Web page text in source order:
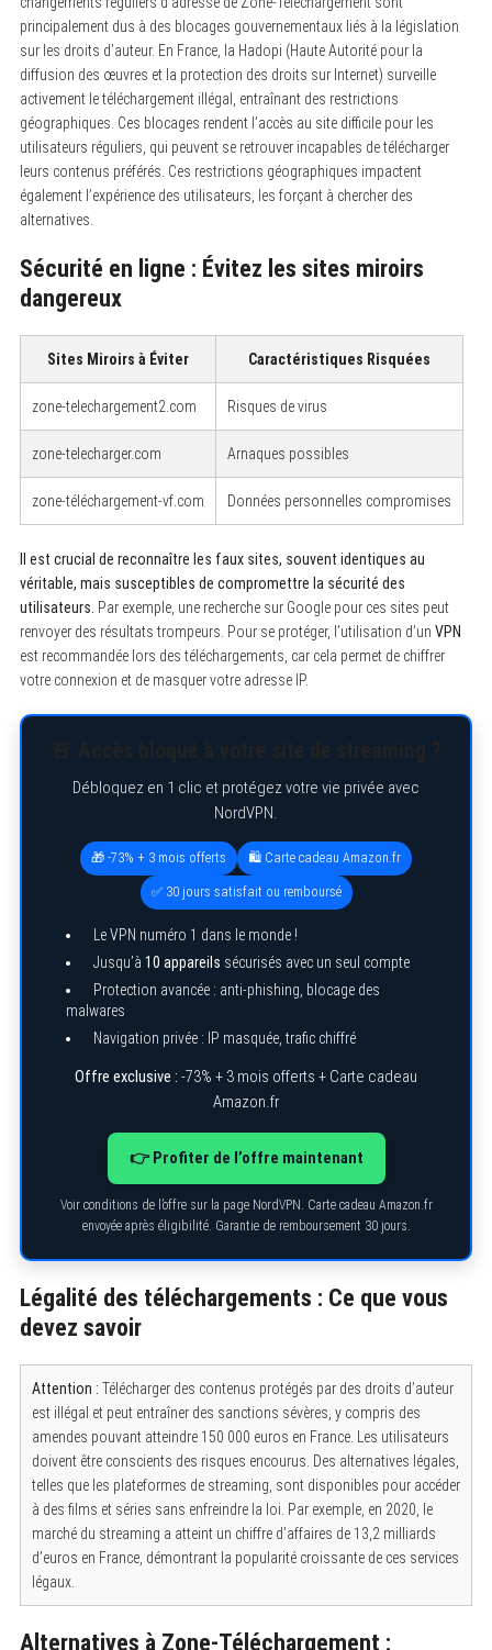
principalement dus à des blocages gouvernementaux liés à la législation
sur les droits d’auteur. En France, la Hadopi (Haute Autorité pour la
diffusion des œuvres et la protection des droits sur Internet) surveille
activement le téléchargement illégal, entraînant des restrictions
géographiques. Ces blocages rendent l’accès au site difficile pour les
utilisateurs réguliers, qui peuvent se retrouver incapables de télécharger
leurs contenus préférés. Ces restrictions géographiques impactent
également l’expérience des utilisateurs, les forçant à chercher des
alternatives.
Sécurité en ligne : Évitez les sites miroirs
dangereux
Sites Miroirs à Éviter Caractéristiques Risquées
zone-telechargement2.com Risques de virus
zone-telecharger.com Arnaques possibles
zone-téléchargement-vf.com Données personnelles compromises
Il est crucial de reconnaître les faux sites, souvent identiques au
véritable, mais susceptibles de compromettre la sécurité des
utilisateurs. Par exemple, une recherche sur Google pour ces sites peut
renvoyer des résultats trompeurs. Pour se protéger, l’utilisation d’un VPN
est recommandée lors des téléchargements, car cela permet de chiffrer
votre connexion et de masquer votre adresse IP.
Débloquez en 1 clic et protégez votre vie privée avec
NordVPN.
🎁 -73% + 3 mois offerts 🛍️ Carte cadeau Amazon.fr
✅ 30 jours satisfait ou remboursé
Le VPN numéro 1 dans le monde !
Jusqu’à 10 appareils sécurisés avec un seul compte
Protection avancée : anti-phishing, blocage des
malwares
Navigation privée : IP masquée, trafic chiffré
Offre exclusive : -73% + 3 mois offerts + Carte cadeau
Amazon.fr
👉 Profiter de l’offre maintenant
Voir conditions de l’offre sur la page NordVPN. Carte cadeau Amazon.fr
envoyée après éligibilité. Garantie de remboursement 30 jours.
Légalité des téléchargements : Ce que vous
devez savoir
Attention : Télécharger des contenus protégés par des droits d’auteur
est illégal et peut entraîner des sanctions sévères, y compris des
amendes pouvant atteindre 150 000 euros en France. Les utilisateurs
doivent être conscients des risques encourus. Des alternatives légales,
telles que les plateformes de streaming, sont disponibles pour accéder
à des films et séries sans enfreindre la loi. Par exemple, en 2020, le
marché du streaming a atteint un chiffre d’affaires de 13,2 milliards
d’euros en France, démontrant la popularité croissante de ces services
légaux.
Alternatives à Zone-Téléchargement :
e
r
f
o
: